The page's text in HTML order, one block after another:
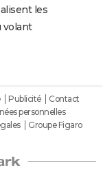
les
volant
Publicité
Contact
personnelles
Groupe Figaro